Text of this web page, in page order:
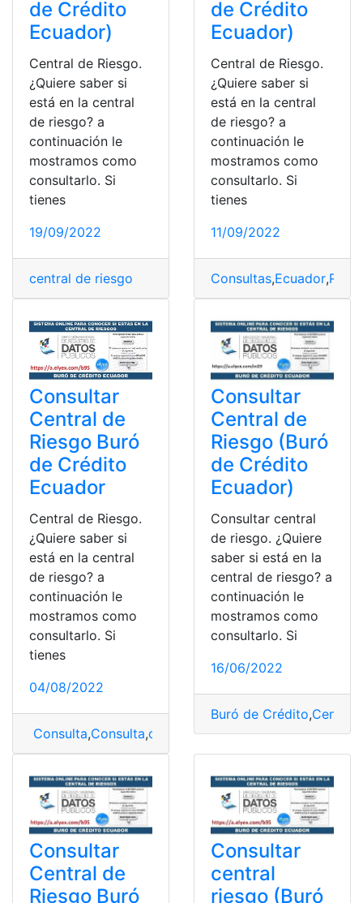
de Crédito
Ecuador)
Central de Riesgo.
¿Quiere saber si
está en la central
de riesgo? a
continuación le
mostramos como
consultarlo. Si
tienes
19/09/2022
central de riesgo
de Crédito
Ecuador)
Central de Riesgo.
¿Quiere saber si
está en la central
de riesgo? a
continuación le
mostramos como
consultarlo. Si
tienes
11/09/2022
Consultas,Ecuador,
Consultar
Central de
Riesgo Buró
de Crédito
Ecuador
Central de Riesgo.
¿Quiere saber si
está en la central
de riesgo? a
continuación le
mostramos como
consultarlo. Si
tienes
04/08/2022
Consulta,Consulta,consulta de causas,Consulta de
Consultar
Central de
Riesgo (Buró
de Crédito
Ecuador)
Consultar central
de riesgo. ¿Quiere
saber si está en la
central de riesgo? a
continuación le
mostramos como
consultarlo. Si
16/06/2022
Buró de Crédito,Central
Consultar
Central de
Riesgo Buró
Consultar
central
riesgo (Buró